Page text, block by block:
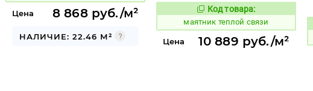
Цена 8 868 руб./м²
НАЛИЧИЕ: 22.46 М²
Код товара:
934461 Код товара:
маятник теплой связи
Цена 10 889 руб./м²